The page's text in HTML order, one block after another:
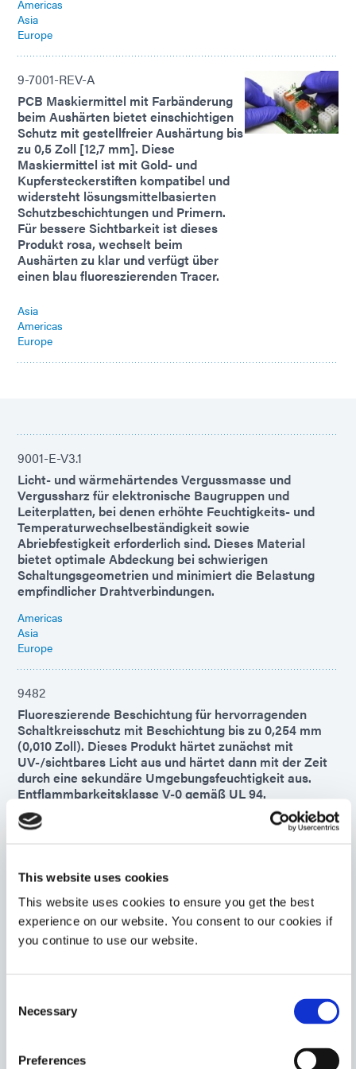
This website uses cookies
This website uses cookies to ensure you get the best
experience on our website. You consent to our cookies if
you continue to use our website.
Selection
Necessary
Preferences
Americas
Asia
Europe
9-7001-REV-A
PCB Maskiermittel mit Farbänderung
beim Aushärten bietet einschichtigen
Schutz mit gestellfreier Aushärtung bis
zu 0,5 Zoll [12,7 mm]. Diese
Maskiermittel ist mit Gold- und
Kupfersteckerstiften kompatibel und
widersteht lösungsmittelbasierten
Schutzbeschichtungen und Primern.
Für bessere Sichtbarkeit ist dieses
Produkt rosa, wechselt beim
Aushärten zu klar und verfügt über
einen blau fluoreszierenden Tracer.
Asia
Americas
Europe
9001-E-V3.1
Licht- und wärmehärtendes Vergussmasse und
Vergussharz für elektronische Baugruppen und
Leiterplatten, bei denen erhöhte Feuchtigkeits- und
Temperaturwechselbeständigkeit sowie
Abriebfestigkeit erforderlich sind. Dieses Material
bietet optimale Abdeckung bei schwierigen
Schaltungsgeometrien und minimiert die Belastung
empfindlicher Drahtverbindungen.
Americas
Asia
Europe
9482
Fluoreszierende Beschichtung für hervorragenden
Schaltkreisschutz mit Beschichtung bis zu 0,254 mm
(0,010 Zoll). Dieses Produkt härtet zunächst mit
UV-/sichtbares Licht aus und härtet dann mit der Zeit
durch eine sekundäre Umgebungsfeuchtigkeit aus.
Entflammbarkeitsklasse V-0 gemäß UL 94.
Asia
Americas
Nr. 9-20558-REV-A
Flexibles, hochviskoses Vergussmasse und
Beschichtung , das gut an FPCs haftet. Dieses Material
härtet bei Einwirkung von UV-/sichtbares Licht aus und
verfügt über eine sekundäre Wärmehärtungsfähigkeit.
Asia